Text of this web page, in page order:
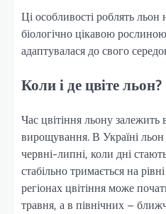
Ці особливості роблять
біологічно цікавою
адаптувалася до свого
Коли і де цвіте льон?
Час цвітіння льону залежить
вирощування. В Україні льон
червні-липні, коли дні
стабільно тримається на
регіонах цвітіння може
травня, а в північних –